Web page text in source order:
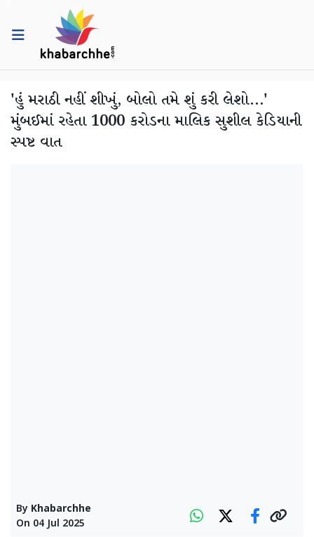
'હું મરાઠી નહીં શીખું, બોલો તમે શું કરી લેશો...'
મુંબઈમાં રહેતા 1000 કરોડના માલિક સુશીલ કેડિયાની
સ્પષ્ટ વાત
By Khabarchhe
On 04 Jul 2025